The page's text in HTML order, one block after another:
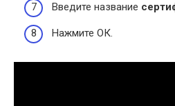
Введите название
Нажмите ОК.